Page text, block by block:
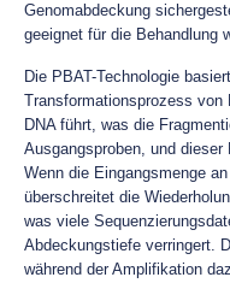
Genomabdeckung
geeignet für die Behandlung
Die PBAT-Technologie
Transformationsprozess
DNA führt, was die
Ausgangsproben, und
Wenn die Eingangsmenge
überschreitet die
was viele
Abdeckungstiefe verringert.
während der Amplifikation